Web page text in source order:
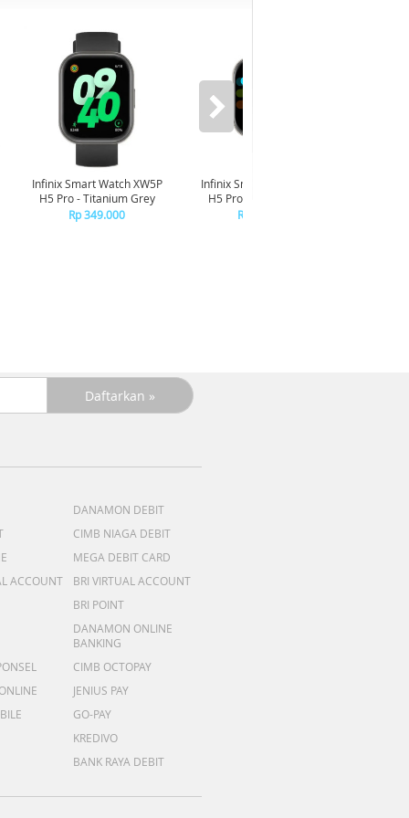
Infinix Smart Watch XW5P
H5 Pro - Titanium Grey
Rp 349.000
Infinix Smart Watch XW5P
H5 Pro - Chrome Silver
Rp 349.000
DANAMON DEBIT
CIMB NIAGA DEBIT
MEGA DEBIT CARD
ACCOUNT
BRI VIRTUAL ACCOUNT
BRI POINT
DANAMON ONLINE
BANKING
CIMB OCTOPAY
JENIUS PAY
GO-PAY
KREDIVO
BANK RAYA DEBIT